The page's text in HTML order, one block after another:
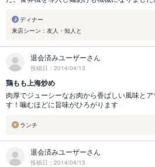
ディナー
来店シーン：友人・知人と
退会済みユーザーさん
投稿日：2014/04/13
鶏もも上海炒め
肉厚でジューシーなお肉から香ばしい風味と
す！噛むほどに旨味がひろがります
ランチ
退会済みユーザーさん
投稿日：2014/04/13